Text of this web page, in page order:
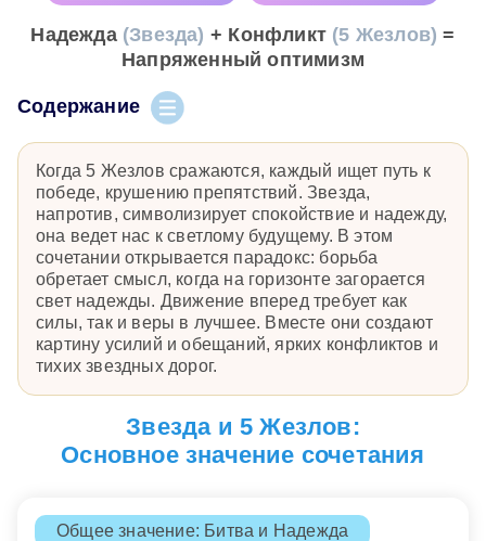
Надежда (Звезда) + Конфликт (5 Жезлов) =
Напряженный оптимизм
Содержание
Когда 5 Жезлов сражаются, каждый ищет путь к
победе, крушению препятствий. Звезда,
напротив, символизирует спокойствие и надежду,
она ведет нас к светлому будущему. В этом
сочетании открывается парадокс: борьба
обретает смысл, когда на горизонте загорается
свет надежды. Движение вперед требует как
силы, так и веры в лучшее. Вместе они создают
картину усилий и обещаний, ярких конфликтов и
тихих звездных дорог.
Звезда и 5 Жезлов:
Основное значение сочетания
Общее значение: Битва и Надежда